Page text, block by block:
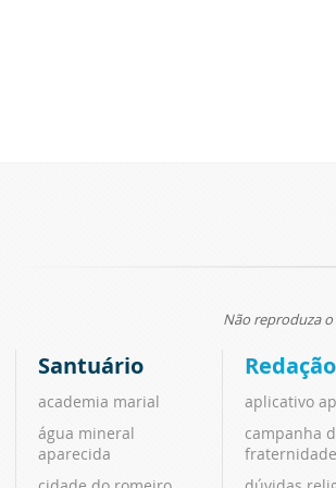
Não reproduza
Santuário
academia marial
água mineral
aparecida
Redação
aplicativo
campanha
fraternidade